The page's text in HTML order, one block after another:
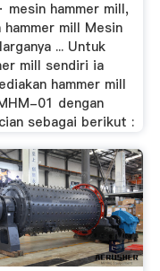
mesin hammer mill,
hammer mill Mesin
... Untuk
mill sendiri ia
hammer mill
01 dengan
sebagai berikut :